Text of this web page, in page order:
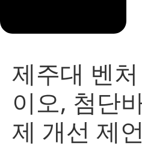
제주대 벤
이오, 첨단
제 개선 제언